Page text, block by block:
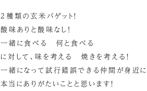
２種類の玄米バゲット！
酸味ありと酸味なし！
一緒に食べる 何と食べる
に対して、味を考える 焼きを考える！
一緒になって試行錯誤できる仲間が身近に
本当にありがたいことと思います！